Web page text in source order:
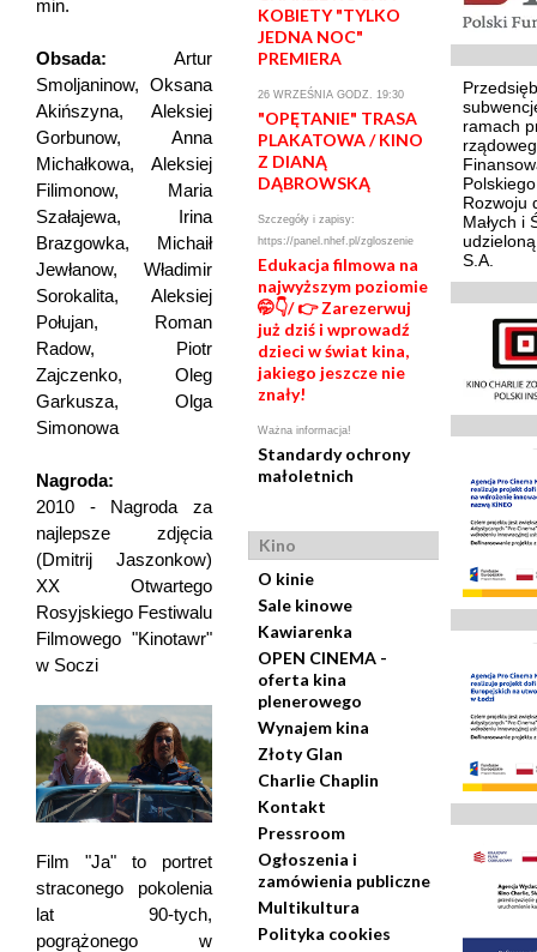
min.
Obsada: Artur
Smoljaninow, Oksana
Akińszyna, Aleksiej
Gorbunow, Anna
Michałkowa, Aleksiej
Filimonow, Maria
Szałajewa, Irina
Brazgowka, Michaił
Jewłanow, Władimir
Sorokalita, Aleksiej
Połujan, Roman
Radow, Piotr
Zajczenko, Oleg
Garkusza, Olga
Simonowa
Nagroda:
2010 - Nagroda za
najlepsze zdjęcia
(Dmitrij Jaszonkow)
XX Otwartego
Rosyjskiego Festiwalu
Filmowego "Kinotawr"
w Soczi
Film "Ja" to portret
straconego pokolenia
lat 90-tych,
pogrążonego w
KOBIETY "TYLKO
JEDNA NOC"
PREMIERA
26 WRZEŚNIA GODZ. 19:30
"OPĘTANIE" TRASA
PLAKATOWA / KINO
Z DIANĄ
DĄBROWSKĄ
Szczegóły i zapisy:
https://panel.nhef.pl/zgloszenie
Edukacja filmowa na
najwyższym poziomie
🤭👇/ 👉 Zarezerwuj
już dziś i wprowadź
dzieci w świat kina,
jakiego jeszcze nie
znały!
Ważna informacja!
Standardy ochrony
małoletnich
Kino
O kinie
Sale kinowe
Kawiarenka
OPEN CINEMA -
oferta kina
plenerowego
Wynajem kina
Złoty Glan
Charlie Chaplin
Kontakt
Pressroom
Ogłoszenia i
zamówienia publiczne
Multikultura
Polityka cookies
ramach
Rozwoju
Małych i
S.A.